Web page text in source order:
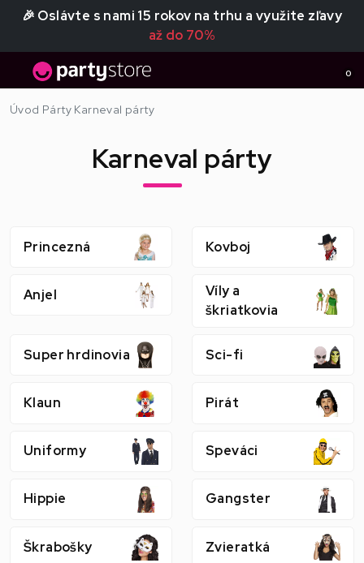
🎉 Oslávte s nami 15 rokov na trhu a využite zľavy
až do 70%
0
Úvod Párty Karneval párty
Karneval párty
Princezná Kovboj
Anjel
Víly a
škriatkovia
Super hrdinovia Sci-fi
Klaun Pirát
Uniformy Speváci
Hippie Gangster
Škrabošky Zvieratká